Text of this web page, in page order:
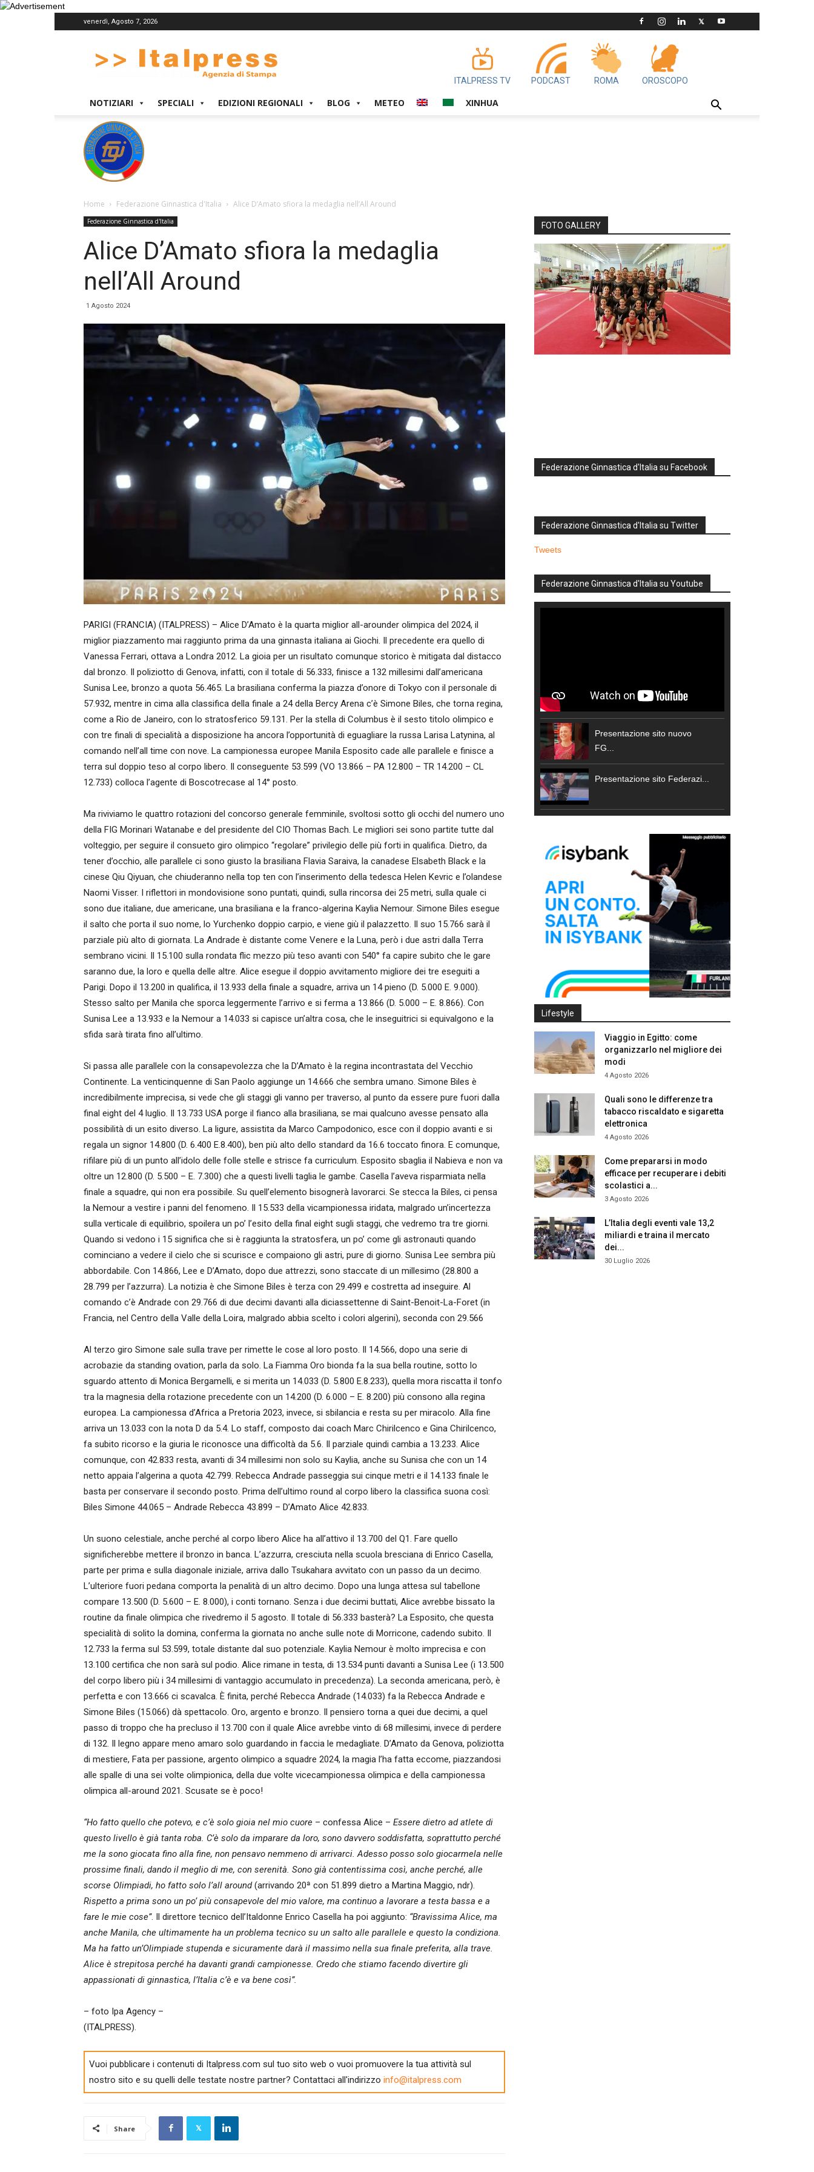
venerdì, Agosto 7, 2026
ITALPRESS TV PODCAST ROMA OROSCOPO
NOTIZIARI SPECIALI EDIZIONI REGIONALI BLOG METEO XINHUA
Home Federazione Ginnastica d'Italia Alice D’Amato sfiora la medaglia nell’All Around
Federazione Ginnastica d'Italia
Alice D’Amato sfiora la medaglia
nell’All Around
1 Agosto 2024
PARIGI (FRANCIA) (ITALPRESS) – Alice D’Amato è la quarta miglior all-arounder olimpica del 2024, il
miglior piazzamento mai raggiunto prima da una ginnasta italiana ai Giochi. Il precedente era quello di
Vanessa Ferrari, ottava a Londra 2012. La gioia per un risultato comunque storico è mitigata dal distacco
dal bronzo. Il poliziotto di Genova, infatti, con il totale di 56.333, finisce a 132 millesimi dall’americana
Sunisa Lee, bronzo a quota 56.465. La brasiliana conferma la piazza d’onore di Tokyo con il personale di
57.932, mentre in cima alla classifica della finale a 24 della Bercy Arena c’è Simone Biles, che torna regina,
come a Rio de Janeiro, con lo stratosferico 59.131. Per la stella di Columbus è il sesto titolo olimpico e
con tre finali di specialità a disposizione ha ancora l’opportunità di eguagliare la russa Larisa Latynina, al
comando nell’all time con nove. La campionessa europee Manila Esposito cade alle parallele e finisce a
terra sul doppio teso al corpo libero. Il conseguente 53.599 (VO 13.866 – PA 12.800 – TR 14.200 – CL
12.733) colloca l’agente di Boscotrecase al 14° posto.
Ma riviviamo le quattro rotazioni del concorso generale femminile, svoltosi sotto gli occhi del numero uno
della FIG Morinari Watanabe e del presidente del CIO Thomas Bach. Le migliori sei sono partite tutte dal
volteggio, per seguire il consueto giro olimpico “regolare” privilegio delle più forti in qualifica. Dietro, da
tener d’occhio, alle parallele ci sono giusto la brasiliana Flavia Saraiva, la canadese Elsabeth Black e la
cinese Qiu Qiyuan, che chiuderanno nella top ten con l’inserimento della tedesca Helen Kevric e l’olandese
Naomi Visser. I riflettori in mondovisione sono puntati, quindi, sulla rincorsa dei 25 metri, sulla quale ci
sono due italiane, due americane, una brasiliana e la franco-algerina Kaylia Nemour. Simone Biles esegue
il salto che porta il suo nome, lo Yurchenko doppio carpio, e viene giù il palazzetto. Il suo 15.766 sarà il
parziale più alto di giornata. La Andrade è distante come Venere e la Luna, però i due astri dalla Terra
sembrano vicini. Il 15.100 sulla rondata flic mezzo più teso avanti con 540° fa capire subito che le gare
saranno due, la loro e quella delle altre. Alice esegue il doppio avvitamento migliore dei tre eseguiti a
Parigi. Dopo il 13.200 in qualifica, il 13.933 della finale a squadre, arriva un 14 pieno (D. 5.000 E. 9.000).
Stesso salto per Manila che sporca leggermente l’arrivo e si ferma a 13.866 (D. 5.000 – E. 8.866). Con
Sunisa Lee a 13.933 e la Nemour a 14.033 si capisce un’altra cosa, che le inseguitrici si equivalgono e la
sfida sarà tirata fino all’ultimo.
Si passa alle parallele con la consapevolezza che la D’Amato è la regina incontrastata del Vecchio
Continente. La venticinquenne di San Paolo aggiunge un 14.666 che sembra umano. Simone Biles è
incredibilmente imprecisa, si vede che gli staggi gli vanno per traverso, al punto da essere pure fuori dalla
final eight del 4 luglio. Il 13.733 USA porge il fianco alla brasiliana, se mai qualcuno avesse pensato alla
possibilità di un esito diverso. La ligure, assistita da Marco Campodonico, esce con il doppio avanti e si
regala un signor 14.800 (D. 6.400 E.8.400), ben più alto dello standard da 16.6 toccato finora. E comunque,
rifilare più di un punto all’idolo delle folle stelle e strisce fa curriculum. Esposito sbaglia il Nabieva e non va
oltre un 12.800 (D. 5.500 – E. 7.300) che a questi livelli taglia le gambe. Casella l’aveva risparmiata nella
finale a squadre, qui non era possibile. Su quell’elemento bisognerà lavorarci. Se stecca la Biles, ci pensa
la Nemour a vestire i panni del fenomeno. Il 15.533 della vicampionessa iridata, malgrado un’incertezza
sulla verticale di equilibrio, spoilera un po’ l’esito della final eight sugli staggi, che vedremo tra tre giorni.
Quando si vedono i 15 significa che si è raggiunta la stratosfera, un po’ come gli astronauti quando
cominciano a vedere il cielo che si scurisce e compaiono gli astri, pure di giorno. Sunisa Lee sembra più
abbordabile. Con 14.866, Lee e D’Amato, dopo due attrezzi, sono staccate di un millesimo (28.800 a
28.799 per l’azzurra). La notizia è che Simone Biles è terza con 29.499 e costretta ad inseguire. Al
comando c’è Andrade con 29.766 di due decimi davanti alla diciassettenne di Saint-Benoit-La-Foret (in
Francia, nel Centro della Valle della Loira, malgrado abbia scelto i colori algerini), seconda con 29.566
Al terzo giro Simone sale sulla trave per rimette le cose al loro posto. Il 14.566, dopo una serie di
acrobazie da standing ovation, parla da solo. La Fiamma Oro bionda fa la sua bella routine, sotto lo
sguardo attento di Monica Bergamelli, e si merita un 14.033 (D. 5.800 E.8.233), quella mora riscatta il tonfo
tra la magnesia della rotazione precedente con un 14.200 (D. 6.000 – E. 8.200) più consono alla regina
europea. La campionessa d’Africa a Pretoria 2023, invece, si sbilancia e resta su per miracolo. Alla fine
arriva un 13.033 con la nota D da 5.4. Lo staff, composto dai coach Marc Chirilcenco e Gina Chirilcenco,
fa subito ricorso e la giuria le riconosce una difficoltà da 5.6. Il parziale quindi cambia a 13.233. Alice
comunque, con 42.833 resta, avanti di 34 millesimi non solo su Kaylia, anche su Sunisa che con un 14
netto appaia l’algerina a quota 42.799. Rebecca Andrade passeggia sui cinque metri e il 14.133 finale le
basta per conservare il secondo posto. Prima dell’ultimo round al corpo libero la classifica suona così:
Biles Simone 44.065 – Andrade Rebecca 43.899 – D’Amato Alice 42.833.
Un suono celestiale, anche perché al corpo libero Alice ha all’attivo il 13.700 del Q1. Fare quello
significherebbe mettere il bronzo in banca. L’azzurra, cresciuta nella scuola bresciana di Enrico Casella,
parte per prima e sulla diagonale iniziale, arriva dallo Tsukahara avvitato con un passo da un decimo.
L’ulteriore fuori pedana comporta la penalità di un altro decimo. Dopo una lunga attesa sul tabellone
compare 13.500 (D. 5.600 – E. 8.000), i conti tornano. Senza i due decimi buttati, Alice avrebbe bissato la
routine da finale olimpica che rivedremo il 5 agosto. Il totale di 56.333 basterà? La Esposito, che questa
specialità di solito la domina, conferma la giornata no anche sulle note di Morricone, cadendo subito. Il
12.733 la ferma sul 53.599, totale distante dal suo potenziale. Kaylia Nemour è molto imprecisa e con
13.100 certifica che non sarà sul podio. Alice rimane in testa, di 13.534 punti davanti a Sunisa Lee (i 13.500
del corpo libero più i 34 millesimi di vantaggio accumulato in precedenza). La seconda americana, però, è
perfetta e con 13.666 ci scavalca. È finita, perché Rebecca Andrade (14.033) fa la Rebecca Andrade e
Simone Biles (15.066) dà spettacolo. Oro, argento e bronzo. Il pensiero torna a quei due decimi, a quel
passo di troppo che ha precluso il 13.700 con il quale Alice avrebbe vinto di 68 millesimi, invece di perdere
di 132. Il legno appare meno amaro solo guardando in faccia le medagliate. D’Amato da Genova, poliziotta
di mestiere, Fata per passione, argento olimpico a squadre 2024, la magia l’ha fatta eccome, piazzandosi
alle spalle di una sei volte olimpionica, della due volte vicecampionessa olimpica e della campionessa
olimpica all-around 2021. Scusate se è poco!
“Ho fatto quello che potevo, e c’è solo gioia nel mio cuore – confessa Alice – Essere dietro ad atlete di
questo livello è già tanta roba. C’è solo da imparare da loro, sono davvero soddisfatta, soprattutto perché
me la sono giocata fino alla fine, non pensavo nemmeno di arrivarci. Adesso posso solo giocarmela nelle
prossime finali, dando il meglio di me, con serenità. Sono già contentissima così, anche perché, alle
scorse Olimpiadi, ho fatto solo l’all around(arrivando 20ª con 51.899 dietro a Martina Maggio, ndr).
Rispetto a prima sono un po’ più consapevole del mio valore, ma continuo a lavorare a testa bassa e a
fare le mie cose”. Il direttore tecnico dell’Italdonne Enrico Casella ha poi aggiunto: “Bravissima Alice, ma
anche Manila, che ultimamente ha un problema tecnico su un salto alle parallele e questo la condiziona.
Ma ha fatto un’Olimpiade stupenda e sicuramente darà il massimo nella sua finale preferita, alla trave.
Alice è strepitosa perché ha davanti grandi campionesse. Credo che stiamo facendo divertire gli
appassionati di ginnastica, l’Italia c’è e va bene così”.
– foto Ipa Agency –
(ITALPRESS).
Vuoi pubblicare i contenuti di Italpress.com sul tuo sito web o vuoi promuovere la tua attività sul
nostro sito e su quelli delle testate nostre partner? Contattaci all'indirizzo info@italpress.com
Share
FOTO GALLERY
Federazione Ginnastica d'Italia su Facebook
Federazione Ginnastica d'Italia su Twitter
Tweets
Federazione Ginnastica d'Italia su Youtube
Presentazione sito nuovo
FG...
Presentazione sito Federazi...
Lifestyle
Viaggio in Egitto: come
organizzarlo nel migliore dei
modi
4 Agosto 2026
Quali sono le differenze tra
tabacco riscaldato e sigaretta
elettronica
4 Agosto 2026
Come prepararsi in modo
efficace per recuperare i debiti
scolastici a...
3 Agosto 2026
L’Italia degli eventi vale 13,2
miliardi e traina il mercato
dei...
30 Luglio 2026